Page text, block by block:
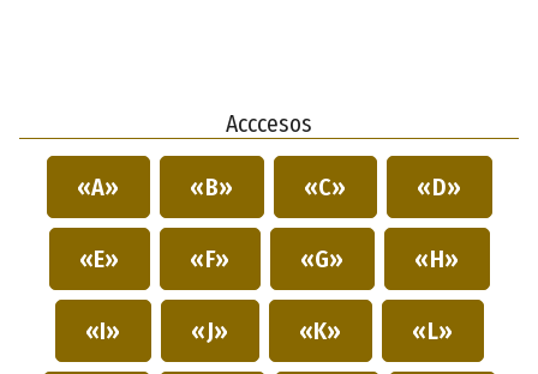
Acccesos
«A» «B» «C» «D»
«E» «F» «G» «H»
«I» «J» «K» «L»